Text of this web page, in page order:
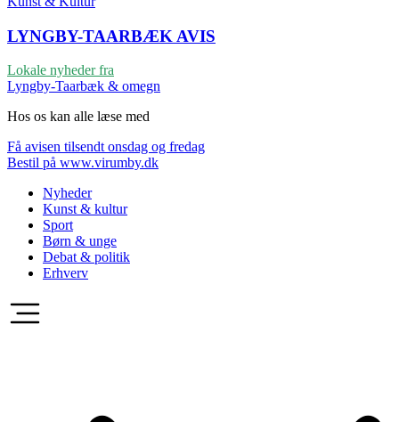
LYNGBY-TAARBÆK AVIS
Lokale nyheder fra
Lyngby-Taarbæk & omegn
Hos os kan alle læse med
Få avisen tilsendt onsdag og fredag
Bestil på www.virumby.dk
Nyheder
Kunst & kultur
Sport
Børn & unge
Debat & politik
Erhverv